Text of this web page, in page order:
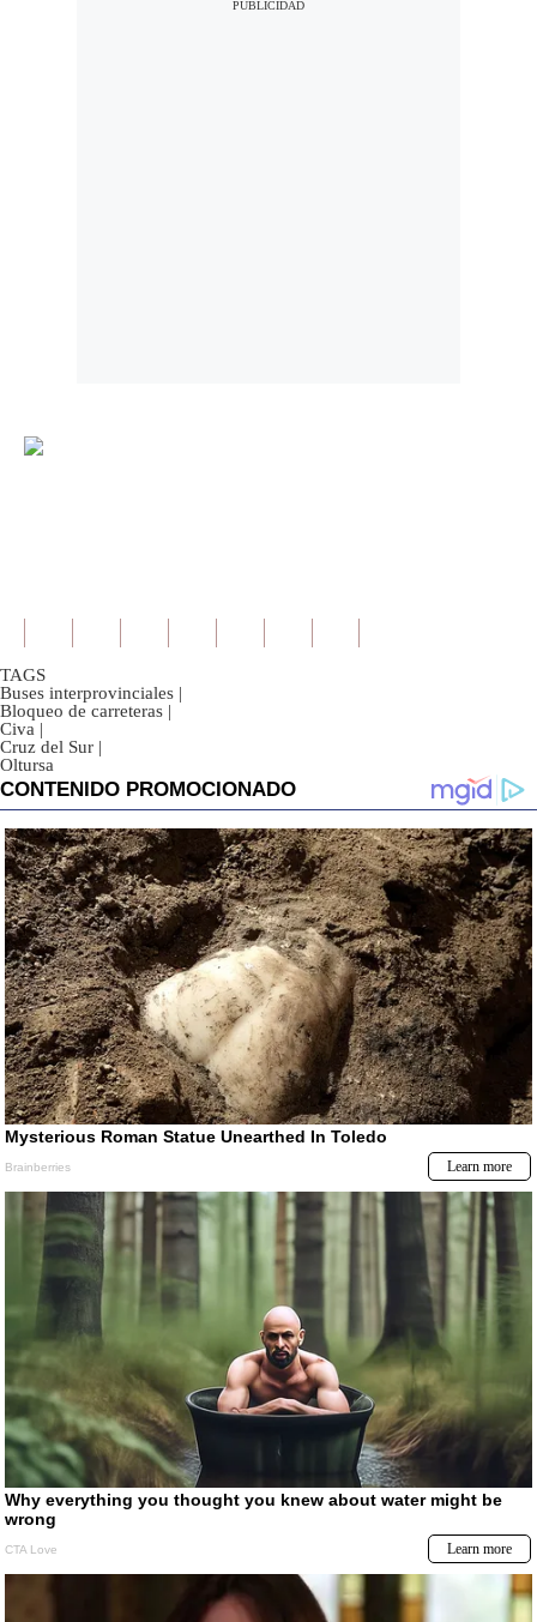
TAGS
Buses interprovinciales |
Bloqueo de carreteras |
Civa |
Cruz del Sur |
Oltursa